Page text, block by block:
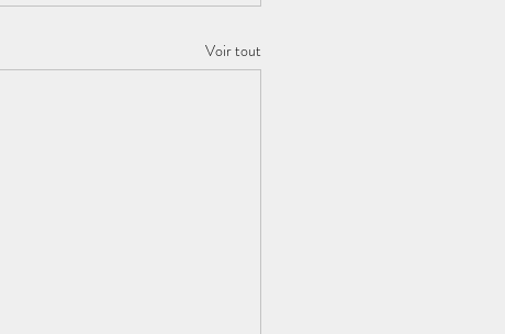
Voir tout